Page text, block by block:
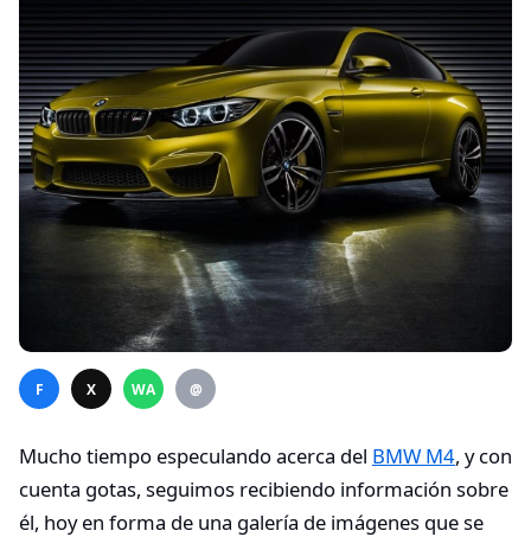
F X WA @
Mucho tiempo especulando acerca del BMW M4, y con
cuenta gotas, seguimos recibiendo información sobre
él, hoy en forma de una galería de imágenes que se